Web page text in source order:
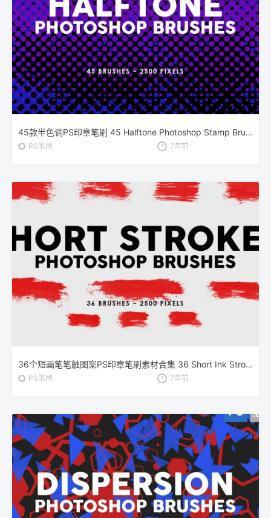
45款半色调PS印章笔刷 45 Halftone Photoshop Stamp Brushes
PS笔刷 7年前
36个短画笔笔触图案PS印章笔刷素材合集 36 Short Ink Strokes Photoshop Stamp Brushes
PS笔刷 7年前